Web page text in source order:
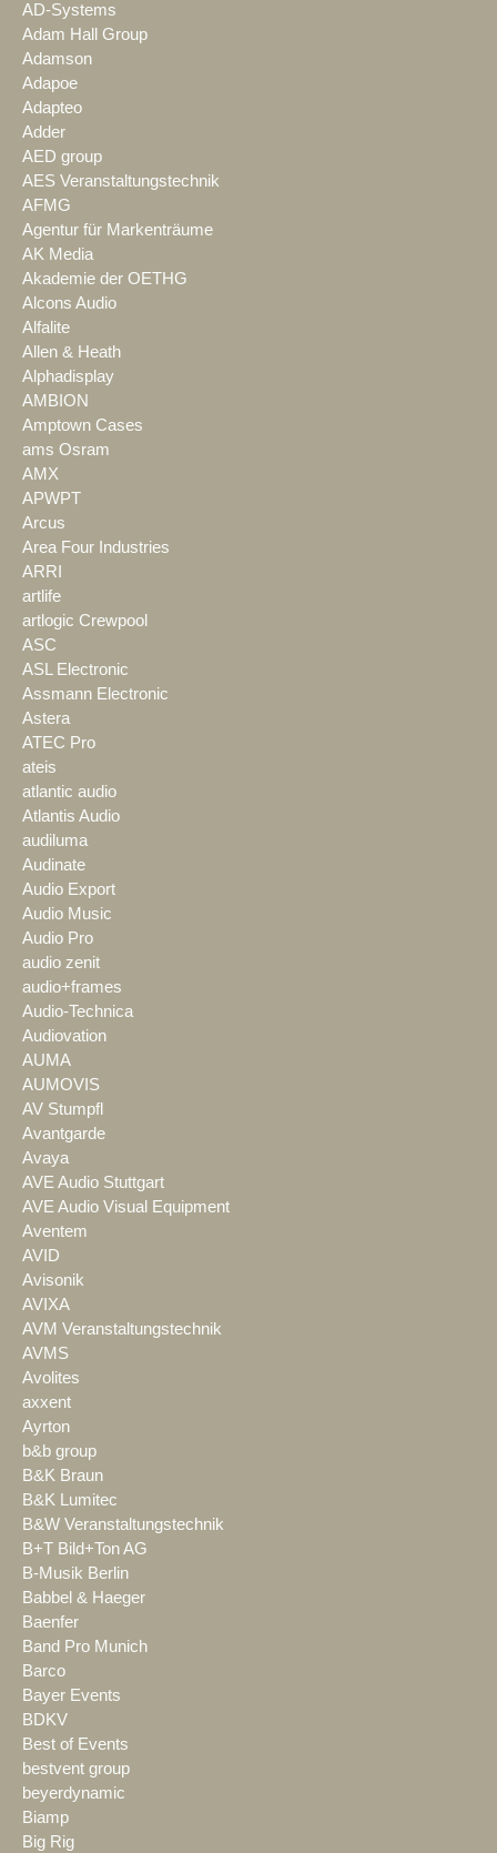
AD-Systems
Adam Hall Group
Adamson
Adapoe
Adapteo
Adder
AED group
AES Veranstaltungstechnik
AFMG
Agentur für Markenträume
AK Media
Akademie der OETHG
Alcons Audio
Alfalite
Allen & Heath
Alphadisplay
AMBION
Amptown Cases
ams Osram
AMX
APWPT
Arcus
Area Four Industries
ARRI
artlife
artlogic Crewpool
ASC
ASL Electronic
Assmann Electronic
Astera
ATEC Pro
ateis
atlantic audio
Atlantis Audio
audiluma
Audinate
Audio Export
Audio Music
Audio Pro
audio zenit
audio+frames
Audio-Technica
Audiovation
AUMA
AUMOVIS
AV Stumpfl
Avantgarde
Avaya
AVE Audio Stuttgart
AVE Audio Visual Equipment
Aventem
AVID
Avisonik
AVIXA
AVM Veranstaltungstechnik
AVMS
Avolites
axxent
Ayrton
b&b group
B&K Braun
B&K Lumitec
B&W Veranstaltungstechnik
B+T Bild+Ton AG
B-Musik Berlin
Babbel & Haeger
Baenfer
Band Pro Munich
Barco
Bayer Events
BDKV
Best of Events
bestvent group
beyerdynamic
Biamp
Big Rig